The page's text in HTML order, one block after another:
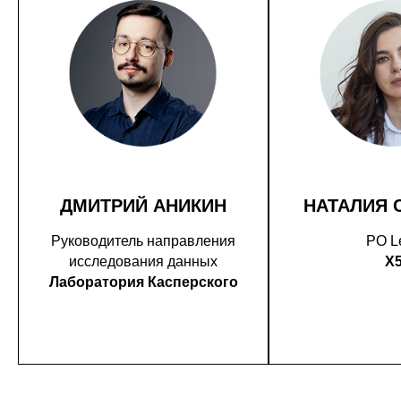
ДМИТРИЙ АНИКИН
Руководитель направления
исследования данных
Лаборатория Касперского
НАТАЛИЯ
PO